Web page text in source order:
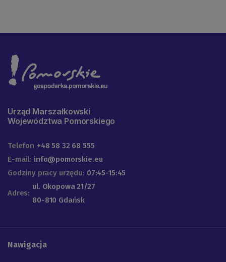
Urząd Marszałkowski
Województwa Pomorskiego
Telefon +48 58 32 68 555
E-mail: info@pomorskie.eu
Godziny pracy urzędu: 07:45-15:45
Adres:
ul. Okopowa 21/27
80-810 Gdańsk
Nawigacja